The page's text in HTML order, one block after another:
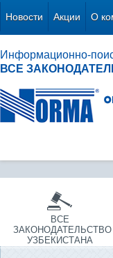
Новости Акции О
Информационно-
ВСЕ
ВСЕ
ЗАКОНОДАТЕЛЬСТВО
УЗБЕКИСТАНА